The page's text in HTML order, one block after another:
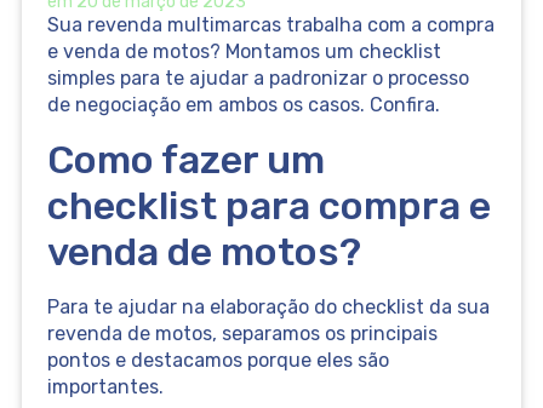
Sua revenda multimarcas trabalha com a compra
e venda de motos? Montamos um checklist
simples para te ajudar a padronizar o processo
de negociação em ambos os casos. Confira.
Como fazer um
checklist para compra e
venda de motos?
Para te ajudar na elaboração do checklist da sua
revenda de motos, separamos os principais
pontos e destacamos porque eles são
importantes.